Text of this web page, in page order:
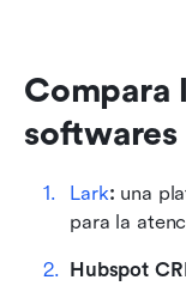
Compara
softwares
Lark: una
para la
Hubspot